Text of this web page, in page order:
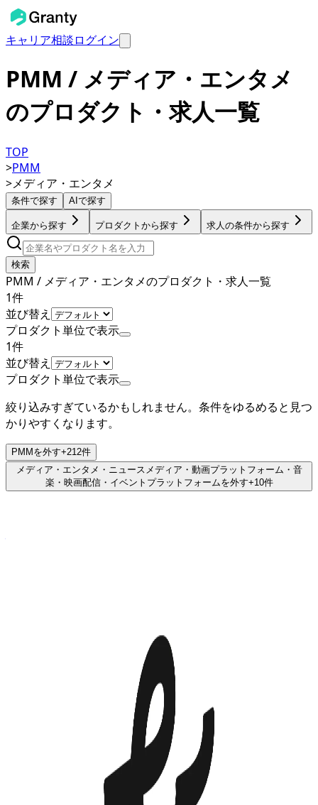
キャリア相談ログイン
PMM / メディア・エンタメ
のプロダクト・求人一覧
TOP
>PMM
>メディア・エンタメ
条件で探す AIで探す
企業から探す プロダクトから探す 求人の条件から探す
検索
PMM / メディア・エンタメのプロダクト・求人一覧
1件
並び替え
プロダクト単位で表示
1件
並び替え
プロダクト単位で表示
絞り込みすぎているかもしれません。条件をゆるめると見つ
かりやすくなります。
PMM を外す+212件
メディア・エンタメ・ニュースメディア・動画プラットフォーム・音
楽・映画配信・イベントプラットフォームを外す+10件
DELISH KITCHENは、「だれでもおいしく簡単に作れるレシ
ピ」を毎日配信するレシピ動画メディアです。食のプロが提
案する、家庭にある食材を使った簡単においしくできるレシ
10→100（プロダクト拡大）
プロダクトマーケティングマネージャー【デリッ